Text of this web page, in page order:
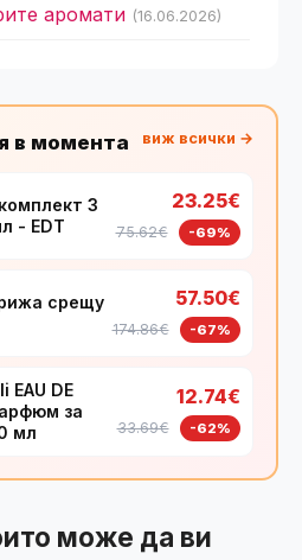
аромати (16.06.2026)
в момента виж всички →
3
- EDT
23.25€
75.62€ -69%
срещу
57.50€
174.86€ -67%
EAU DE
за
мл
12.74€
33.69€ -62%
може да ви